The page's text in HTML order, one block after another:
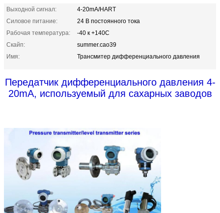
Выходной сигнал:
4-20mA/HART
Силовое питание:
24 В постоянного тока
Рабочая температура:
-40 к +140C
Скайп:
summer.cao39
Имя:
Трансмитер дифференциального давления
Передатчик дифференциального давления 4-
20mA, используемый для сахарных заводов